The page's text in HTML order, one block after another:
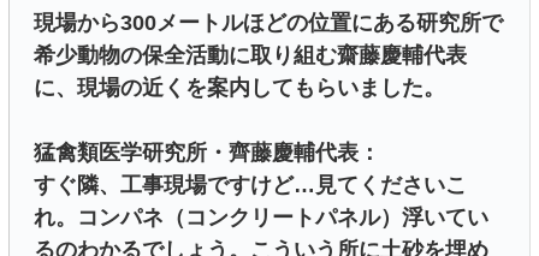
現場から300メートルほどの位置にある研究所で
希少動物の保全活動に取り組む齋藤慶輔代表
に、現場の近くを案内してもらいました。
猛禽類医学研究所・齊藤慶輔代表：
すぐ隣、工事現場ですけど…見てくださいこ
れ。コンパネ（コンクリートパネル）浮いてい
るのわかるでしょう。こういう所に土砂を埋め